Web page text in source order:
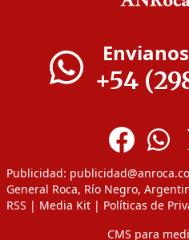
+54
Publicidad:
General Roca, Río Negro,
RSS | Media Kit | Políticas de
CMS para